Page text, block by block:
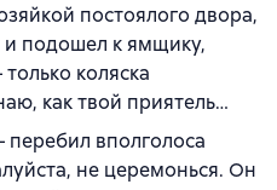
постоялого двора,
и подошел к ямщику,
коляска
как твой приятель…
перебил вполголоса
не церемонься. Он